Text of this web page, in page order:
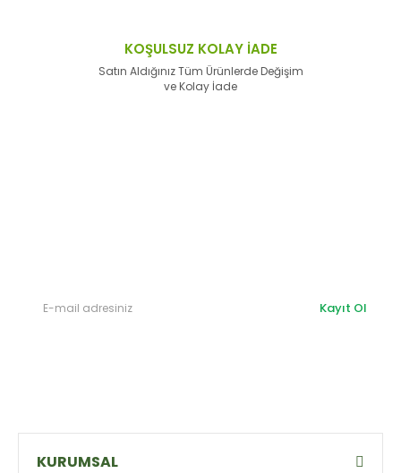
KOŞULSUZ KOLAY İADE
Satın Aldığınız Tüm Ürünlerde Değişim
ve Kolay İade
Kayıt Ol
KURUMSAL